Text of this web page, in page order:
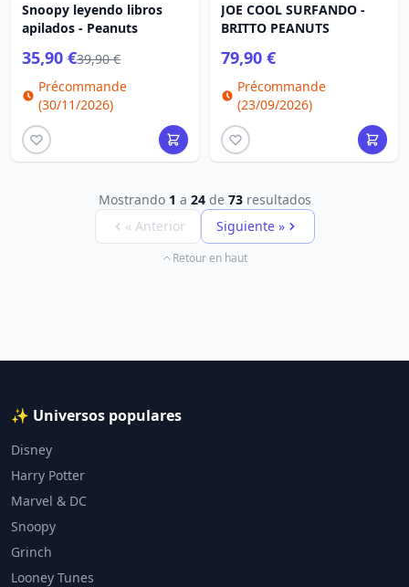
Snoopy leyendo libros
apilados - Peanuts
35,90 €39,90 €
Précommande
(30/11/2026)
JOE COOL SURFANDO -
BRITTO PEANUTS
79,90 €
Précommande
(23/09/2026)
Mostrando 1 a 24de 73resultados
« Anterior
Siguiente »
Retour en haut
✨ Universos populares
Disney
Harry Potter
Marvel & DC
Snoopy
Grinch
Looney Tunes